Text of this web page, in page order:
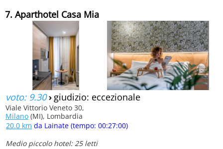
7. Aparthotel Casa Mia
voto: 9.30› giudizio: eccezionale
Viale Vittorio Veneto 30,
Milano (MI), Lombardia
20.0 km da Lainate (tempo: 00:27:00)
Medio piccolo hotel: 25 letti